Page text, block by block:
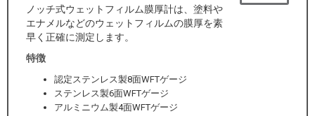
ノッチ式ウェットフィルム膜厚計は、塗料や
エナメルなどのウェットフィルムの膜厚を素
早く正確に測定します。
特徴
認定ステンレス製8面WFTゲージ
ステンレス製6面WFTゲージ
アルミニウム製4面WFTゲージ